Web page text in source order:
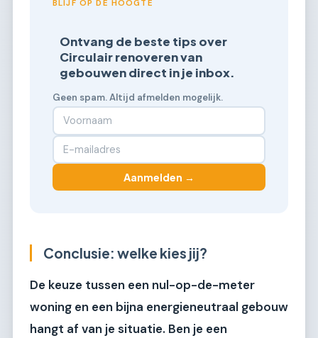
BLIJF OP DE HOOGTE
Ontvang de beste tips over
Circulair renoveren van
gebouwen direct in je inbox.
Geen spam. Altijd afmelden mogelijk.
Aanmelden →
Conclusie: welke kies jij?
De keuze tussen een nul-op-de-meter
woning en een bijna energieneutraal gebouw
hangt af van je situatie. Ben je een